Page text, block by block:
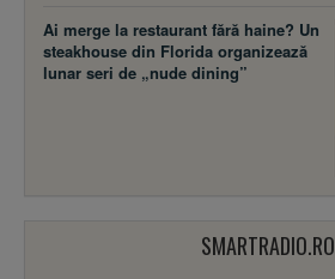
Ai merge la restaurant fără haine? Un
steakhouse din Florida organizează
lunar seri de „nude dining”
SMARTRADIO.RO